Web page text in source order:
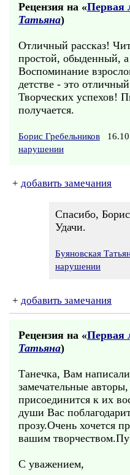
Рецензия на «Первая
Татьяна)
Отличный рассказ!
простой, обыденный,
Воспоминание
детстве - это
Творческих успехов!
получается.
Борис Гребельников
нарушении
+ добавить замечания
Спасибо,
Удачи.
Буяновская
нарушении
+ добавить замечания
Рецензия на «Первая
Татьяна)
Танечка, Вам
замечательные авторы,
присоединится к их
души Вас
прозу.Очень хочется
вашим
С уважением,